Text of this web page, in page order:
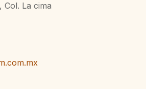
Col. La cima